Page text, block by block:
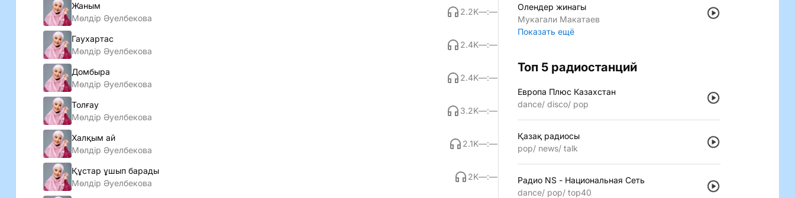
Жаным
Мөлдір Әуелбекова
2.2K—:—
Гаухартас
Мөлдір Әуелбекова
2.4K—:—
Домбыра
Мөлдір Әуелбекова
2.4K—:—
Толғау
Мөлдір Әуелбекова
3.2K—:—
Халқым ай
Мөлдір Әуелбекова
2.1K—:—
Құстар ұшып барады
Мөлдір Әуелбекова
2K—:—
Олендер жинагы
Мукагали Макатаев
Показать ещё
Топ 5 радиостанций
Европа Плюс Казахстан
dance disco pop
Қазақ радиосы
pop
news talk
Радио NS - Национальная Сеть
dance pop top40